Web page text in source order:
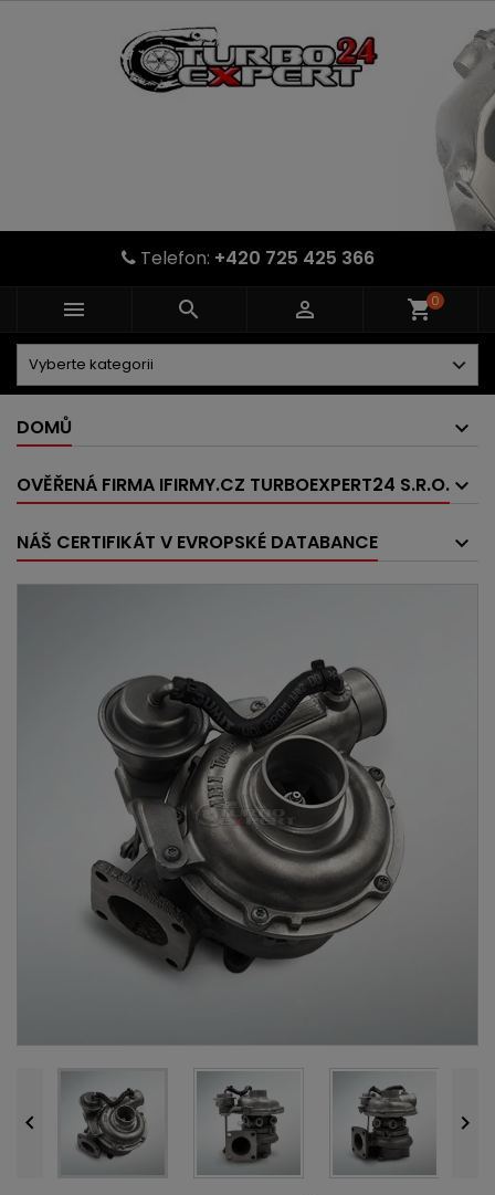
Telefon: +420 725 425 366
   shopping_cart0
DOMŮ
OVĚŘENÁ FIRMA IFIRMY.CZ TURBOEXPERT24 S.R.O.
NÁŠ CERTIFIKÁT V EVROPSKÉ DATABANCE
 